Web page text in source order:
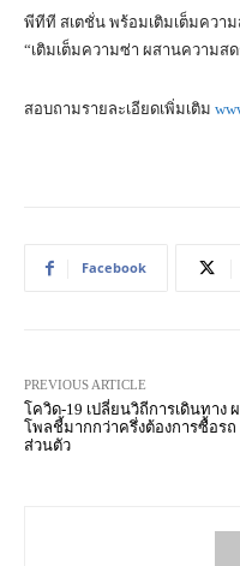
พีทีที สเตชั่น พร้อมเติมเต็มควา
“เติมเต็มความซ่า ผสานความส
สอบถามรายละเอียดเพิ่มเติม
Facebook
PREVIOUS ARTICLE
โควิด-19 เปลี่ยนวิถีการเดินทาง
โพลชี้มากกว่าครึ่งต้องการซื้อรถ
ส่วนตัว